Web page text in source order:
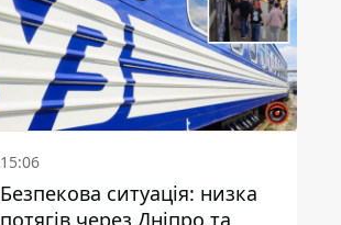
15:06
Безпекова ситуація: низка